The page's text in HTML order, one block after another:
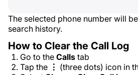
The selected phone number will
search history.
How to Clear the Call Log
Go to the Calls tab
Tap the ⋮ (three dots) icon in